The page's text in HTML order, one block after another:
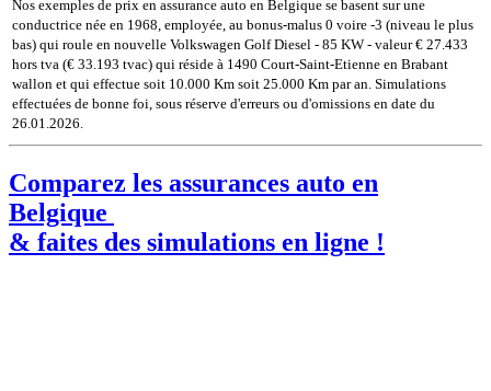
Nos exemples de prix en assurance auto en Belgique se basent sur une
conductrice née en 1968, employée, au bonus-malus 0 voire -3 (niveau le plus
bas) qui roule en nouvelle Volkswagen Golf Diesel - 85 KW - valeur € 27.433
hors tva (€ 33.193 tvac) qui réside à 1490 Court-Saint-Etienne en Brabant
wallon et qui effectue soit 10.000 Km soit 25.000 Km par an. Simulations
effectuées de bonne foi, sous réserve d'erreurs ou d'omissions en date du
26.01.2026.
Comparez les assurances auto en
Belgique
& faites des simulations en ligne !